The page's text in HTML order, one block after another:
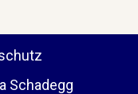
Schadegg